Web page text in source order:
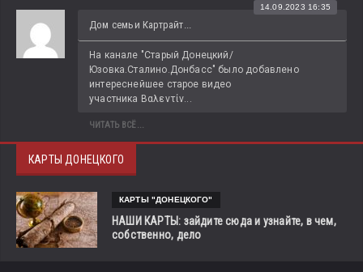
Дом семьи Картрайт...
14.09.2023 16:35
На канале "Старый Донецкий/
Юзовка.Сталино.Донбасс" было добавлено
интереснейшее старое видео
участника Βαλεντίν...
ЧИТАТЬ ВСЁ...
КАРТЫ ДОНЕЦКОГО
КАРТЫ "ДОНЕЦКОГО"
НАШИ КАРТЫ: зайдите сюда и узнайте, в чем,
собственно, дело